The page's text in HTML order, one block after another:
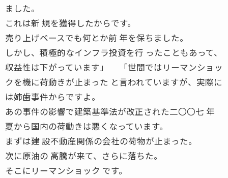
ました。
これは新 規を獲得したからです。
売り上げベースでも何とか前 年を保ちました。
しかし、積極的なインフラ投資を行 ったこともあって、
収益性は下がっています」 「世間ではリーマンショッ
クを機に荷動きが止まった と言われていますが、実際に
は姉歯事件からですよ。
あの事件の影響で建築基準法が改正された二〇〇七 年
夏から国内の荷動きは悪くなっています。
まずは建 設不動産関係の会社の荷物が止まった。
次に原油の 高騰が来て、さらに落ちた。
そこにリーマンショック です。